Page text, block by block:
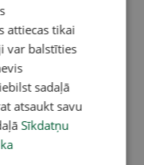
attiecas tikai
var balstīties
sadaļā
atsaukt savu
Sīkdatņu